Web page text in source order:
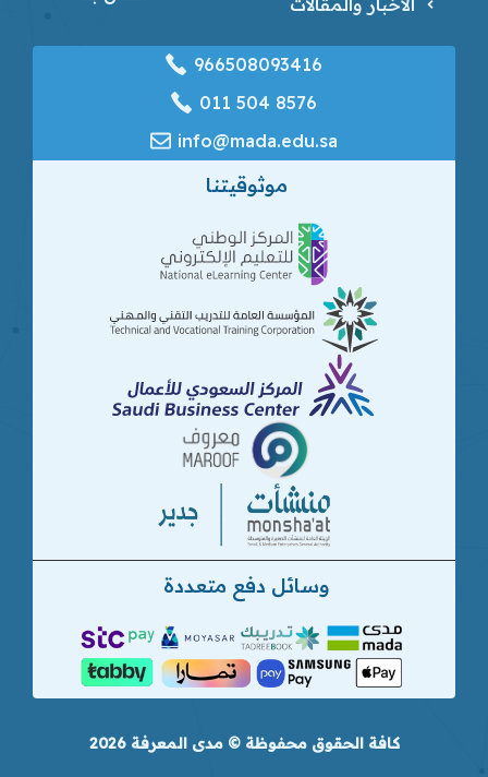
966508093416
‎011 504 8576
info@mada.edu.sa
موثوقيتنا
وسائل دفع متعددة
كافة الحقوق محفوظة © مدى المعرفة 2026